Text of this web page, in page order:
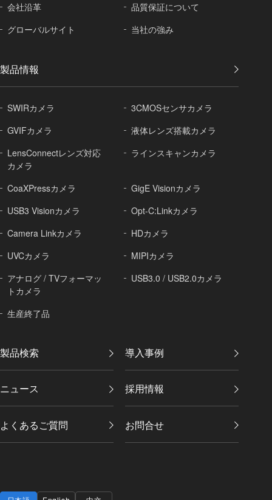
会社沿革
品質保証について
グローバルサイト 当社の強み
製品情報
SWIRカメラ
3CMOSセンサカメラ
GVIFカメラ
液体レンズ搭載カメラ
LensConnectレンズ対応
カメラ
ラインスキャンカメラ
CoaXPressカメラ
GigE Visionカメラ
USB3 Visionカメラ
Opt-C:Linkカメラ
Camera Linkカメラ
HDカメラ
UVCカメラ
MIPIカメラ
アナログ / TVフォーマッ
トカメラ
USB3.0 / USB2.0カメラ
生産終了品
製品検索 導入事例
ニュース 採用情報
よくあるご質問 お問合せ